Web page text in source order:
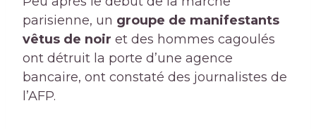
parisienne, un groupe de manifestants
vêtus de noir et des hommes cagoulés
ont détruit la porte d’une agence
bancaire, ont constaté des journalistes de
l’AFP.